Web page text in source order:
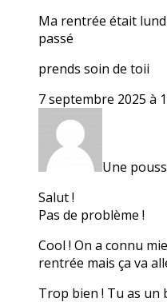
Ma rentrée était
passé
prends soin de toii
7 septembre 2025 à
Une
Salut !
Pas de problème !
Cool ! On a connu
rentrée mais ça va
Trop bien ! Tu as un